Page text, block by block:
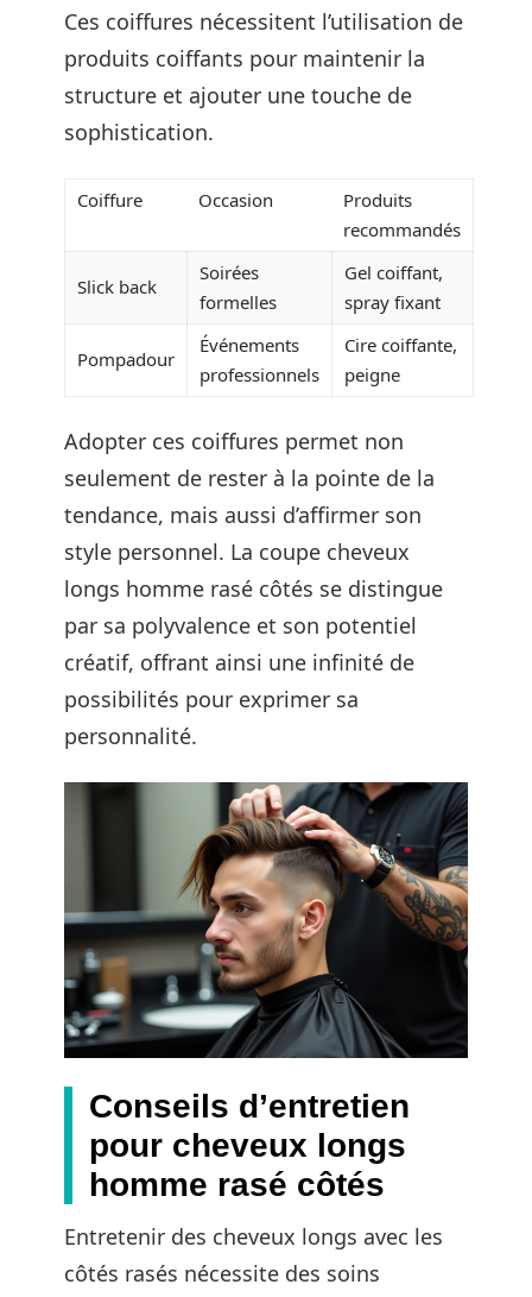
Ces coiffures nécessitent l’utilisation de
produits coiffants pour maintenir la
structure et ajouter une touche de
sophistication.
Coiffure Occasion
Produits
recommandés
Slick back
Soirées
formelles
Gel coiffant,
spray fixant
Pompadour
Événements
professionnels
Cire coiffante,
peigne
Adopter ces coiffures permet non
seulement de rester à la pointe de la
tendance, mais aussi d’affirmer son
style personnel. La coupe cheveux
longs homme rasé côtés se distingue
par sa polyvalence et son potentiel
créatif, offrant ainsi une infinité de
possibilités pour exprimer sa
personnalité.
Conseils d’entretien
pour cheveux longs
homme rasé côtés
Entretenir des cheveux longs avec les
côtés rasés nécessite des soins